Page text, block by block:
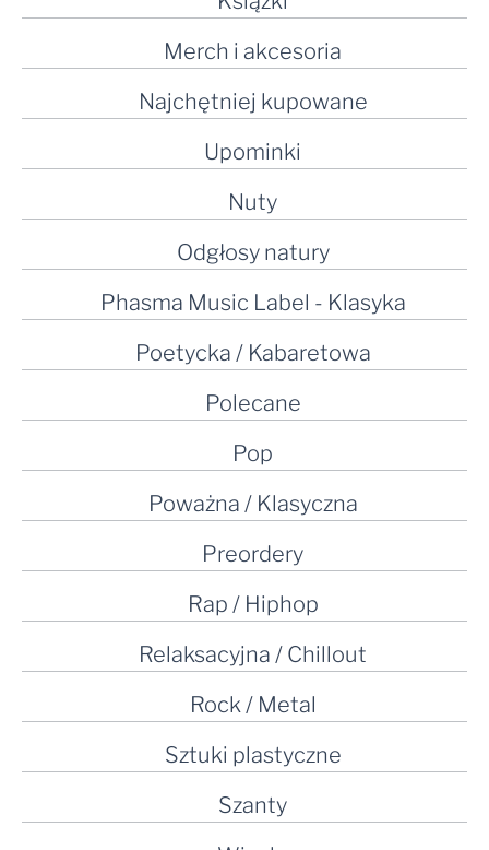
Merch i akcesoria
Najchętniej kupowane
Upominki
Nuty
Odgłosy natury
Phasma Music Label - Klasyka
Poetycka / Kabaretowa
Polecane
Pop
Poważna / Klasyczna
Preordery
Rap / Hiphop
Relaksacyjna / Chillout
Rock / Metal
Sztuki plastyczne
Szanty